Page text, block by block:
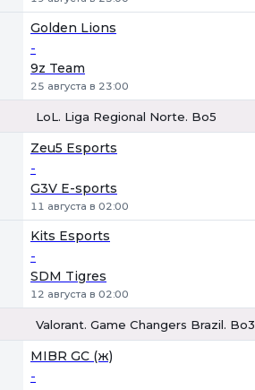
Golden Lions
-
9z Team
25 августа в 23:00
LoL. Liga Regional Norte. Bo5
Zeu5 Esports
-
G3V E-sports
11 августа в 02:00
Kits Esports
-
SDM Tigres
12 августа в 02:00
Valorant. Game Changers Brazil. Bo3
MIBR GC (ж)
-